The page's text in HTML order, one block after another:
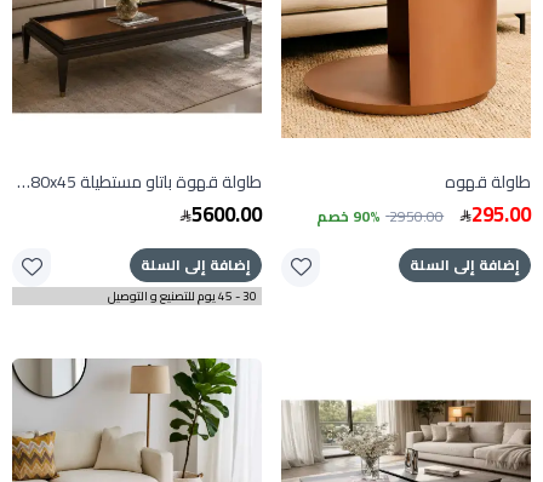
طاولة قهوه
295.00
2950.00 90% خصم
إضافة إلى السلة
طاولة قهوة باتاو مستطيلة 160x80x45 سم
5600.00
إضافة إلى السلة
30 - 45 يوم للتصنيع و التوصيل